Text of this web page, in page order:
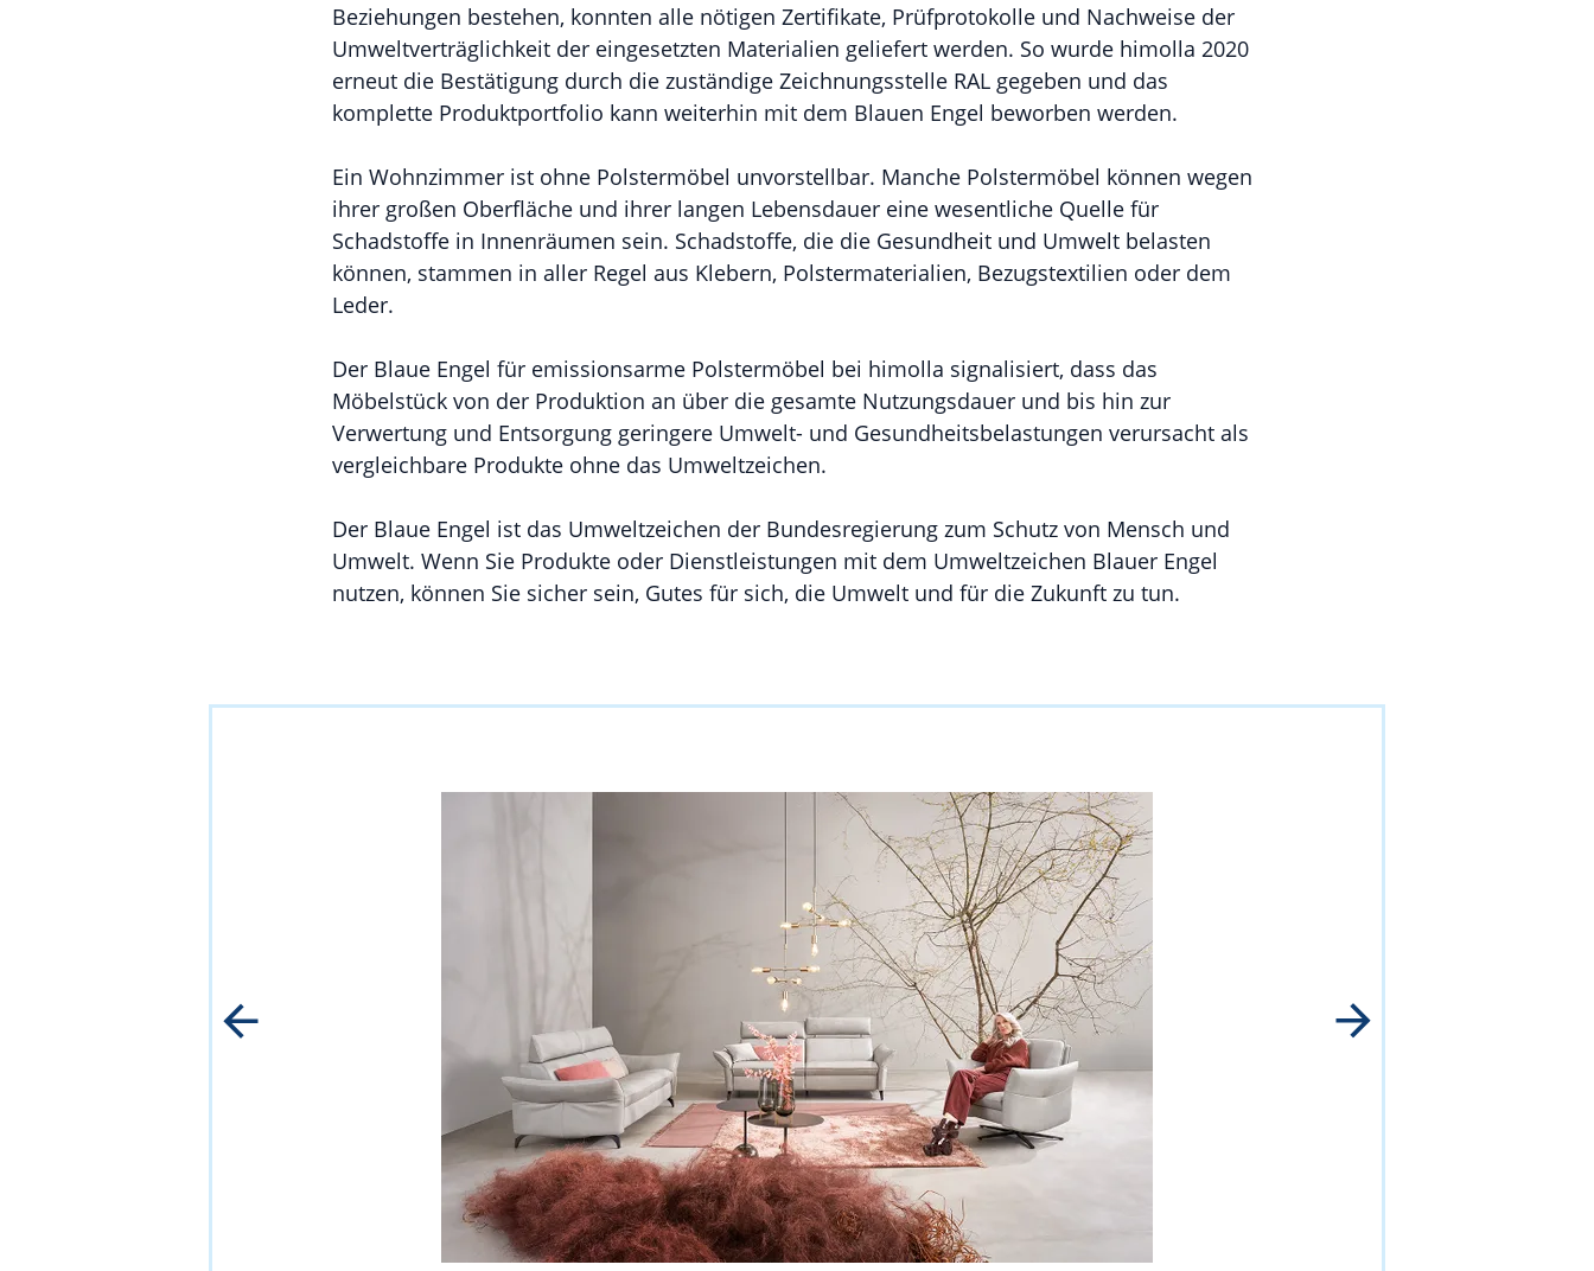
Beziehungen bestehen, konnten alle nötigen Zertifikate, Prüfprotokolle und Nachweise der
Umweltverträglichkeit der eingesetzten Materialien geliefert werden. So wurde himolla 2020
erneut die Bestätigung durch die zuständige Zeichnungsstelle RAL gegeben und das
komplette Produktportfolio kann weiterhin mit dem Blauen Engel beworben werden.
Ein Wohnzimmer ist ohne Polstermöbel unvorstellbar. Manche Polstermöbel können wegen
ihrer großen Oberfläche und ihrer langen Lebensdauer eine wesentliche Quelle für
Schadstoffe in Innenräumen sein. Schadstoffe, die die Gesundheit und Umwelt belasten
können, stammen in aller Regel aus Klebern, Polstermaterialien, Bezugstextilien oder dem
Leder.
Der Blaue Engel für emissionsarme Polstermöbel bei himolla signalisiert, dass das
Möbelstück von der Produktion an über die gesamte Nutzungsdauer und bis hin zur
Verwertung und Entsorgung geringere Umwelt- und Gesundheitsbelastungen verursacht als
vergleichbare Produkte ohne das Umweltzeichen.
Der Blaue Engel ist das Umweltzeichen der Bundesregierung zum Schutz von Mensch und
Umwelt. Wenn Sie Produkte oder Dienstleistungen mit dem Umweltzeichen Blauer Engel
nutzen, können Sie sicher sein, Gutes für sich, die Umwelt und für die Zukunft zu tun.